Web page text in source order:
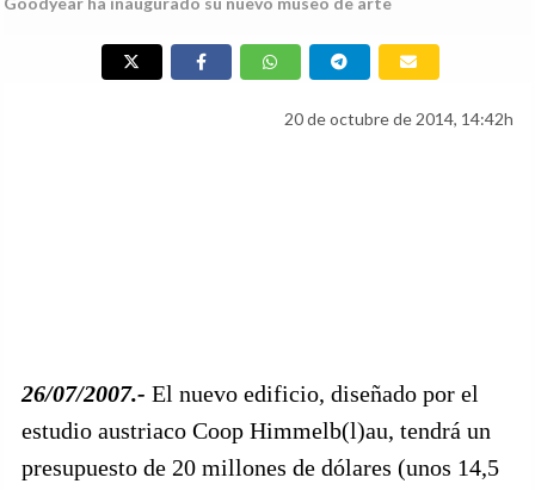
20 de octubre de 2014, 14:42h
26/07/2007.- El nuevo edificio, diseñado por el
estudio austriaco Coop Himmelb(l)au, tendrá un
presupuesto de 20 millones de dólares (unos 14,5